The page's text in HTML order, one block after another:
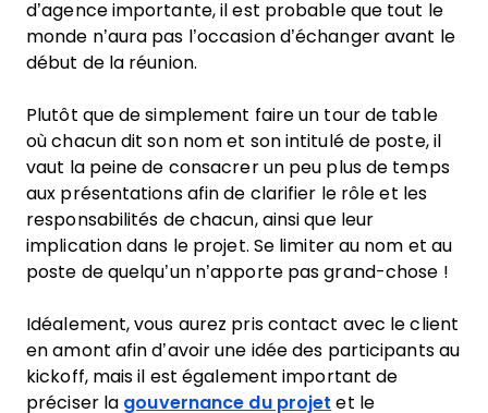
d’agence importante, il est probable que tout le
monde n’aura pas l’occasion d’échanger avant le
début de la réunion.
Plutôt que de simplement faire un tour de table
où chacun dit son nom et son intitulé de poste, il
vaut la peine de consacrer un peu plus de temps
aux présentations afin de clarifier le rôle et les
responsabilités de chacun, ainsi que leur
implication dans le projet. Se limiter au nom et au
poste de quelqu’un n’apporte pas grand-chose !
Idéalement, vous aurez pris contact avec le client
en amont afin d’avoir une idée des participants au
kickoff, mais il est également important de
préciser la gouvernance du projet et le